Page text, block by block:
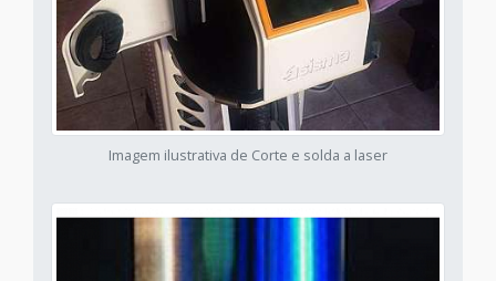
Imagem ilustrativa de Corte e solda a laser